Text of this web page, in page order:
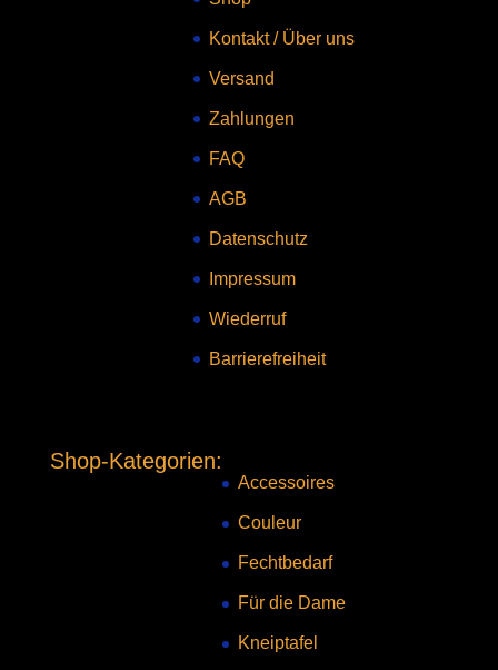
Kontakt/ Über uns
Versand
Zahlungen
FAQ
AGB
Datenschutz
Impressum
Wiederruf
Barrierefreiheit
Shop-Kategorien:
Accessoires
Couleur
Fechtbedarf
Für die Dame
Kneiptafel